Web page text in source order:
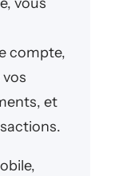
compte,
et